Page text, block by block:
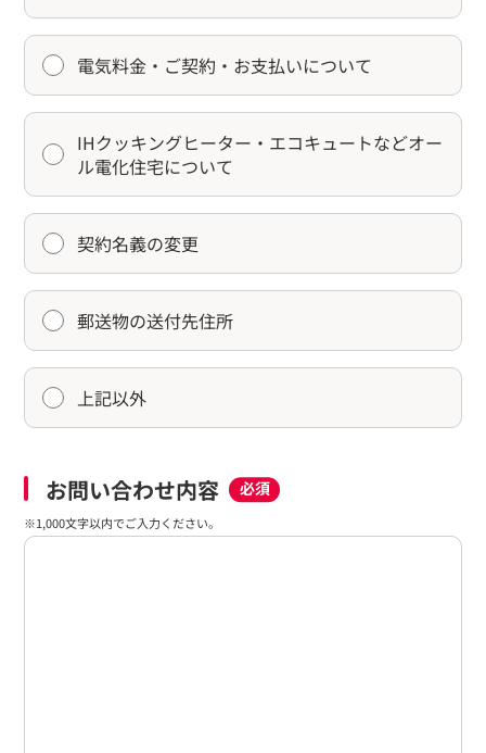
電気料金・ご契約・お支払いについて
IHクッキングヒーター・エコキュートなどオー
ル電化住宅について
契約名義の変更
郵送物の送付先住所
上記以外
お問い合わせ内容 必須
※1,000文字以内でご入力ください。